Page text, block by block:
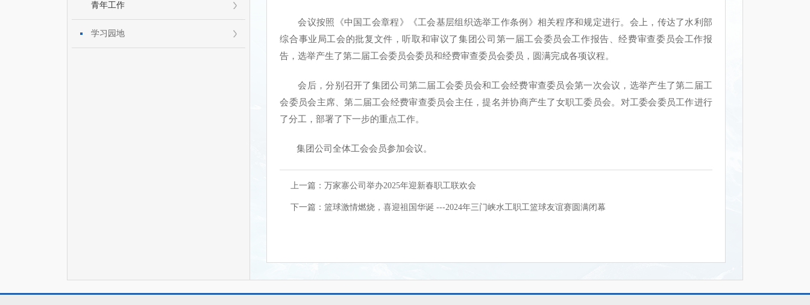
青年工作
学习园地
会议按照《中国工会章程》《工会基层组织选举工作条例》相关程序和规定进行。会上，传达了水利部
综合事业局工会的批复文件，听取和审议了集团公司第一届工会委员会工作报告、经费审查委员会工作报
告，选举产生了第二届工会委员会委员和经费审查委员会委员，圆满完成各项议程。
会后，分别召开了集团公司第二届工会委员会和工会经费审查委员会第一次会议，选举产生了第二届工
会委员会主席、第二届工会经费审查委员会主任，提名并协商产生了女职工委员会。对工委会委员工作进行
了分工，部署了下一步的重点工作。
集团公司全体工会会员参加会议。
上一篇：万家寨公司举办2025年迎新春职工联欢会
下一篇：篮球激情燃烧，喜迎祖国华诞 ---2024年三门峡水工职工篮球友谊赛圆满闭幕